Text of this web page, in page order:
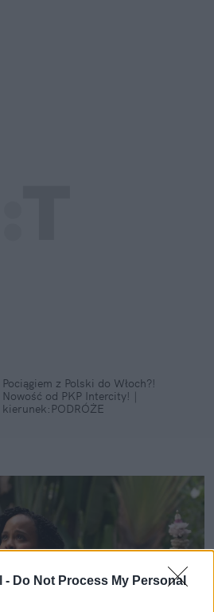
- Do Not Process My Personal
Pociągiem z Polski do Włoch?!
Nowość od PKP Intercity! |
kierunek:PODRÓŻE